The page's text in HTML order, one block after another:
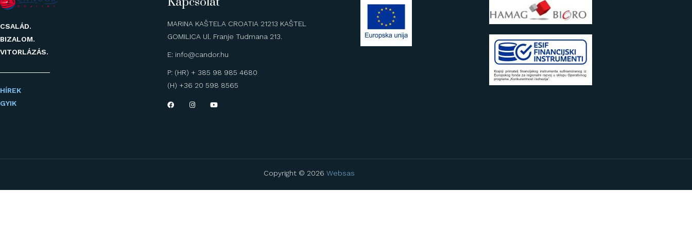
CSALÁD.
BIZALOM.
VITORLÁZÁS.
HÍREK
GYIK
MARINA KAŠTELA CROATIA 21213 KAŠTEL
GOMILICA Ul. Franje Tudmana 213.
E: info@candor.hu
P: (HR) + 385 98 985 4680
(H) +36 20 598 8565
Copyright © 2026 Websas